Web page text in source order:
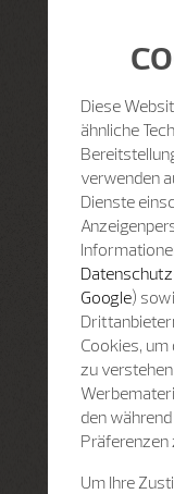
Diese
ähnliche
verwenden
Dienste
Google)
Cookies,
zu
den
Präferenzen
Um Ihre